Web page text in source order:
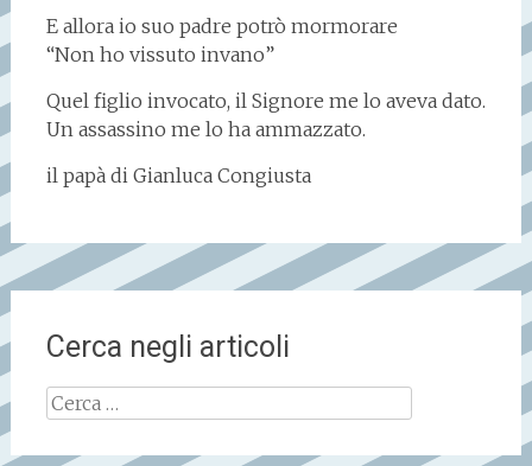
E allora io suo padre potrò mormorare
“Non ho vissuto invano”
Quel figlio invocato, il Signore me lo aveva dato.
Un assassino me lo ha ammazzato.
il papà di Gianluca Congiusta
Cerca negli articoli
Ricerca